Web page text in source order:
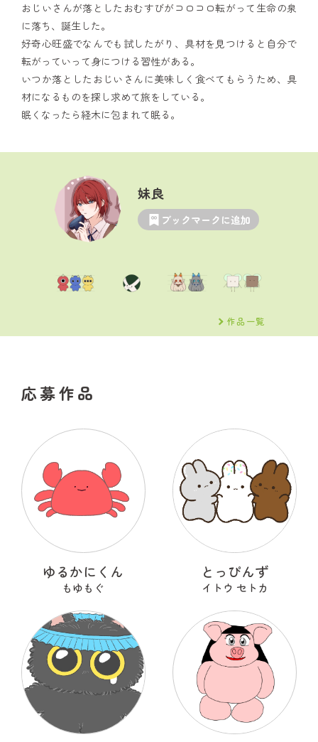
おじいさんが落としたおむすびがコロコロ転がって生命の泉
に落ち、誕生した。
好奇心旺盛でなんでも試したがり、具材を見つけると自分で
転がっていって身につける習性がある。
いつか落としたおじいさんに美味しく食べてもらうため、具
材になるものを探し求めて旅をしている。
眠くなったら経木に包まれて眠る。
妹良
ブックマークに追加
作品一覧
応募作品
ゆるかにくん
もゆもぐ
とっぴんず
イトウ セトカ